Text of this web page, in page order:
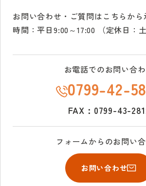
お問い合わせ・ご質問はこちらから
時間：平日9:00～17:00 （定休日：土
お電話でのお問い合
0799-42-
FAX：0799-43-
フォームからのお問い
お問い合わせ